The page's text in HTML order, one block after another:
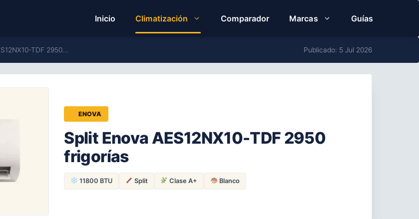
Inicio Climatización Comparador Marcas Guías
TDF 2950… Publicado: 5 Jul 2026
ENOVA
Split Enova AES12NX10-TDF 2950
frigorías
11800 BTU Split Clase A+ Blanco